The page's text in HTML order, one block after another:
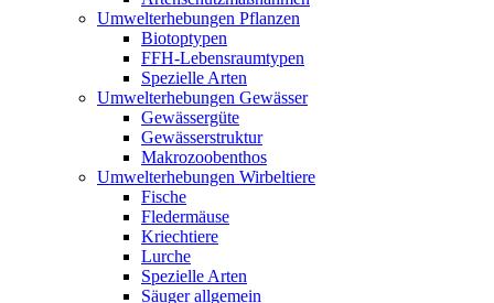
Umwelterhebungen Pflanzen
Biotoptypen
FFH-Lebensraumtypen
Spezielle Arten
Umwelterhebungen Gewässer
Gewässergüte
Gewässerstruktur
Makrozoobenthos
Umwelterhebungen Wirbeltiere
Fische
Fledermäuse
Kriechtiere
Lurche
Spezielle Arten
Säuger allgemein